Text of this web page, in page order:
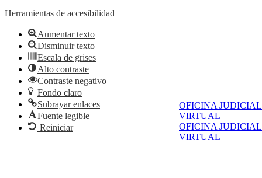
OFICINA JUDICIAL
VIRTUAL
OFICINA JUDICIAL
VIRTUAL
Herramientas de accesibilidad
Aumentar texto
Disminuir texto
Escala de grises
Alto contraste
Contraste negativo
Fondo claro
Subrayar enlaces
Fuente legible
Reiniciar